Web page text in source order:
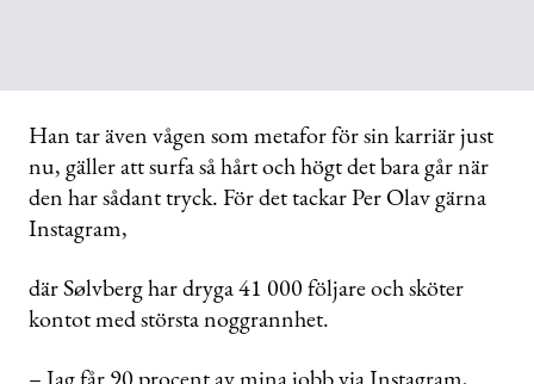
Han tar även vågen som metafor för sin karriär just
nu, gäller att surfa så hårt och högt det bara går när
den har sådant tryck. För det tackar Per Olav gärna
Instagram,
där Sølvberg har dryga 41 000 följare och sköter
kontot med största noggrannhet.
– Jag får 90 procent av mina jobb via Instagram,